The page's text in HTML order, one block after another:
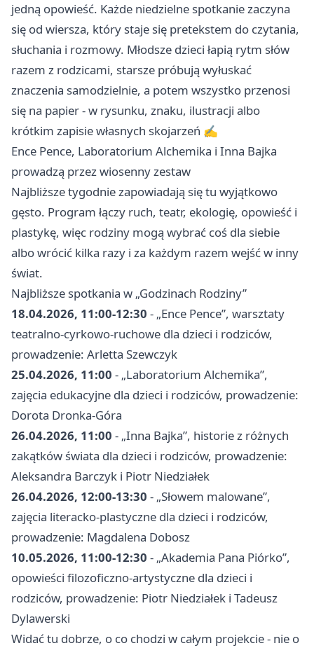
jedną opowieść. Każde niedzielne spotkanie zaczyna
się od wiersza, który staje się pretekstem do czytania,
słuchania i rozmowy. Młodsze dzieci łapią rytm słów
razem z rodzicami, starsze próbują wyłuskać
znaczenia samodzielnie, a potem wszystko przenosi
się na papier - w rysunku, znaku, ilustracji albo
krótkim zapisie własnych skojarzeń ✍️
Ence Pence, Laboratorium Alchemika i Inna Bajka
prowadzą przez wiosenny zestaw
Najbliższe tygodnie zapowiadają się tu wyjątkowo
gęsto. Program łączy ruch, teatr, ekologię, opowieść i
plastykę, więc rodziny mogą wybrać coś dla siebie
albo wrócić kilka razy i za każdym razem wejść w inny
świat.
Najbliższe spotkania w „Godzinach Rodziny”
18.04.2026, 11:00-12:30 - „Ence Pence”, warsztaty
teatralno-cyrkowo-ruchowe dla dzieci i rodziców,
prowadzenie: Arletta Szewczyk
25.04.2026, 11:00 - „Laboratorium Alchemika”,
zajęcia edukacyjne dla dzieci i rodziców, prowadzenie:
Dorota Dronka-Góra
26.04.2026, 11:00 - „Inna Bajka”, historie z różnych
zakątków świata dla dzieci i rodziców, prowadzenie:
Aleksandra Barczyk i Piotr Niedziałek
26.04.2026, 12:00-13:30 - „Słowem malowane”,
zajęcia literacko-plastyczne dla dzieci i rodziców,
prowadzenie: Magdalena Dobosz
10.05.2026, 11:00-12:30 - „Akademia Pana Piórko”,
opowieści filozoficzno-artystyczne dla dzieci i
rodziców, prowadzenie: Piotr Niedziałek i Tadeusz
Dylawerski
Widać tu dobrze, o co chodzi w całym projekcie - nie o